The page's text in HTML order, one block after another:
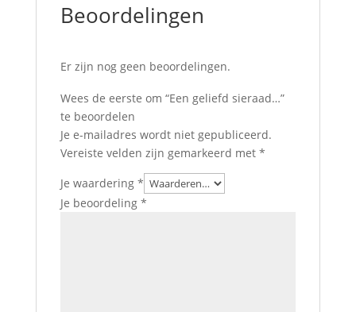
Beoordelingen
Er zijn nog geen beoordelingen.
Wees de eerste om “Een geliefd sieraad…”
te beoordelen
Je e-mailadres wordt niet gepubliceerd.
Vereiste velden zijn gemarkeerd met *
Je waardering *
Je beoordeling *